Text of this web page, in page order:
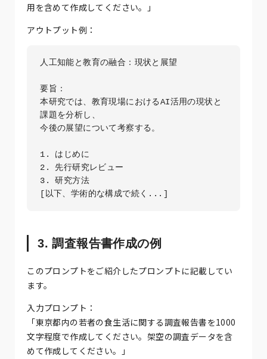
用を含めて作成してください。」
アウトプット例：
人工知能と教育の融合：現状と展望
要旨：
本研究では、教育現場におけるAI活用の現状と
課題を分析し、
今後の展望について考察する。
1. はじめに
2. 先行研究レビュー
3. 研究方法
3. 調査報告書作成の例
このプロンプトをご紹介したプロンプトに記載してい
ます。
入力プロンプト：
「東京都内の若者の食生活に関する調査報告書を1000
文字程度で作成してください。架空の調査データを含
めて作成してください。」